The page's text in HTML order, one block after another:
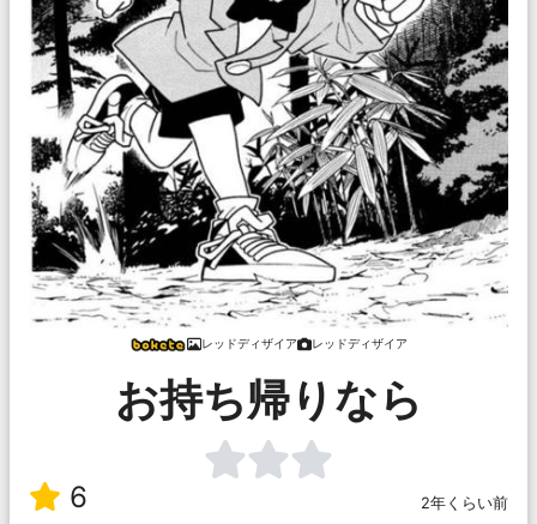
レッドディザイア レッドディザイア
お持ち帰りなら
6 2年くらい前